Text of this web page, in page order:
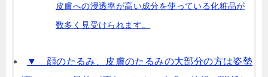
皮膚への浸透率が高い成分を使っている化粧品が
数多く見受けられます。
▼ 顔のたるみ、皮膚のたるみの大部分の方は姿勢